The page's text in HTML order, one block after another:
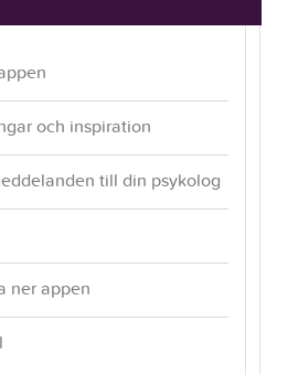
och inspiration
till din psykolog
ner appen